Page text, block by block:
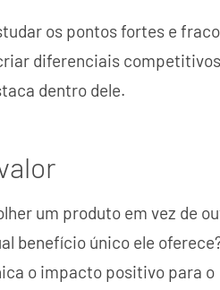
os pontos fortes e
diferenciais
dentro dele.
um produto em vez de
benefício único ele
o impacto positivo para o